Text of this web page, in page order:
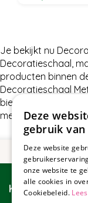
Je bekijkt nu
Decoratieschaal,
producten binnen
Decoratieschaal
bieden hebben in
met ons op.
Klantenservice
Deze
gebruik van
Deze website
onze website te
alle cookies in
Cookiebeleid.